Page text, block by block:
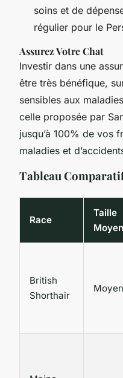
soins et de
régulier pour le
Assurez Votre Chat
Investir dans une
être très bénéfique,
sensibles aux
celle proposée par
jusqu’à 100% de vos
maladies et
Tableau
Race
Taille
British
Shorthair